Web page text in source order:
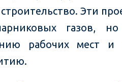
Эти
газов,
рабочих мест и